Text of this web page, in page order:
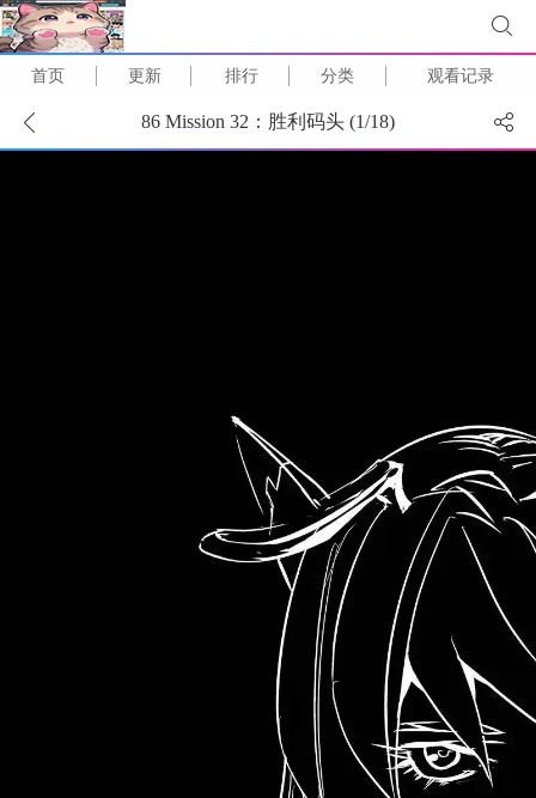
首页 更新 排行 分类 观看记录
86 Mission 32：胜利码头 (1/18)